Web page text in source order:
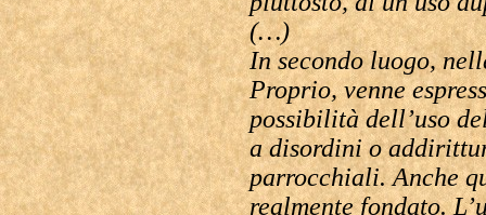
(…)
In secondo luogo,
Proprio, venne
possibilità dell’uso
a disordini o
parrocchiali. Anche
realmente fondato.